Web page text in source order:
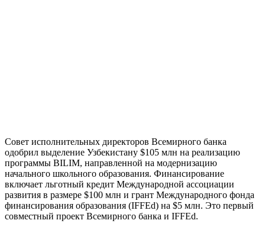
Совет исполнительных директоров Всемирного банка
одобрил выделение Узбекистану $105 млн на реализацию
программы BILIM, направленной на модернизацию
начального школьного образования. Финансирование
включает льготный кредит Международной ассоциации
развития в размере $100 млн и грант Международного фонда
финансирования образования (IFFEd) на $5 млн. Это первый
совместный проект Всемирного банка и IFFEd.